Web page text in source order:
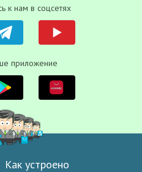
к нам в соцсетях
приложение
Как устроено